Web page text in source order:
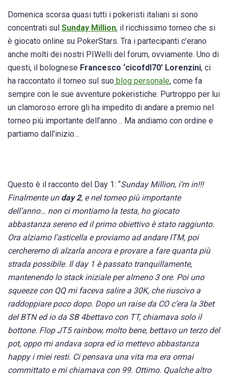
Domenica scorsa quasi tutti i pokeristi italiani si sono
concentrati sul Sunday Million, il ricchissimo torneo che si
è giocato online su PokerStars. Tra i partecipanti c’erano
anche molti dei nostri PIWelli del forum, ovviamente. Uno di
questi, il bolognese Francesco ‘cicofdl70’ Lorenzini, ci
ha raccontato il torneo sul suo blog personale, come fa
sempre con le sue avventure pokeristiche. Purtroppo per lui
un clamoroso errore gli ha impedito di andare a premio nel
torneo più importante dell’anno… Ma andiamo con ordine e
partiamo dall’inizio…
Questo è il racconto del Day 1: “Sunday Million, i’m in!!!
Finalmente un day 2, e nel torneo più importante
dell’anno… non ci montiamo la testa, ho giocato
abbastanza sereno ed il primo obiettivo è stato raggiunto.
Ora alziamo l’asticella e proviamo ad andare ITM, poi
cercheremo di alzarla ancora e provare a fare quanta più
strada possibile. Il day 1 è passato tranquillamente,
mantenendo lo stack iniziale per almeno 3 ore. Poi uno
squeeze con QQ mi faceva salire a 30K, che riuscivo a
raddoppiare poco dopo. Dopo un raise da CO c’era la 3bet
del BTN ed io da SB 4bettavo con TT, chiamava solo il
bottone. Flop JT5 rainbow, molto bene, bettavo un terzo del
pot, oppo mi andava sopra ed io mettevo abbastanza
happy i miei resti. Ci pensava una vita ma era ormai
committato e mi chiamava con 99. Ottimo. Qualche altro